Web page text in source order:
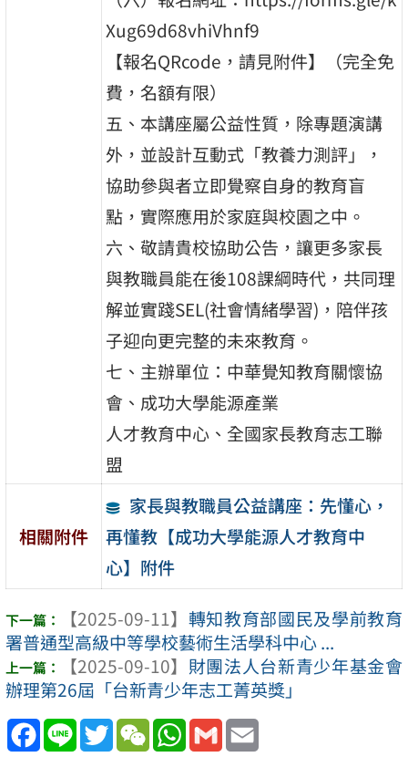
Xug69d68vhiVhnf9
【報名QRcode，請見附件】（完全免
費，名額有限）
五、本講座屬公益性質，除專題演講
外，並設計互動式「教養力測評」，
協助參與者立即覺察自身的教育盲
點，實際應用於家庭與校園之中。
六、敬請貴校協助公告，讓更多家長
與教職員能在後108課綱時代，共同理
解並實踐SEL(社會情緒學習)，陪伴孩
子迎向更完整的未來教育。
七、主辦單位：中華覺知教育關懷協
會、成功大學能源產業
人才教育中心、全國家長教育志工聯
盟
相關附件
家長與教職員公益講座：先懂心，
再懂教【成功大學能源人才教育中
心】附件
【2025-09-11】 轉知教育部國民及學前教育
署普通型高級中等學校藝術生活學科中心 ...
【2025-09-10】 財團法人台新青少年基金會
辦理第26屆「台新青少年志工菁英獎」
Facebook
Line TwitterWeChatWhatsApp
Gmail